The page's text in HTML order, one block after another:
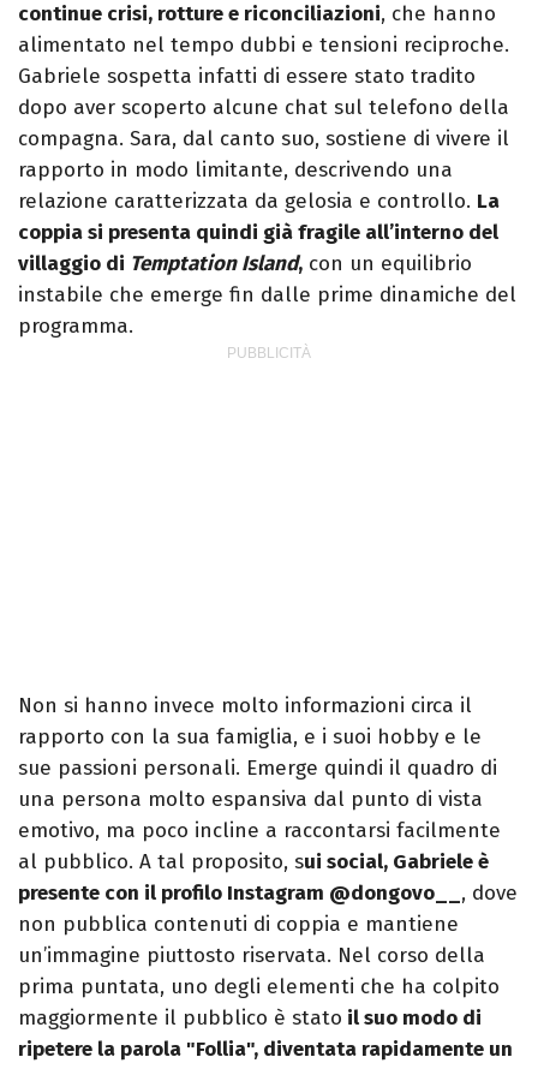
continue crisi, rotture e riconciliazioni, che hanno
alimentato nel tempo dubbi e tensioni reciproche.
Gabriele sospetta infatti di essere stato tradito
dopo aver scoperto alcune chat sul telefono della
compagna. Sara, dal canto suo, sostiene di vivere il
rapporto in modo limitante, descrivendo una
relazione caratterizzata da gelosia e controllo. La
coppia si presenta quindi già fragile all’interno del
villaggio di Temptation Island, con un equilibrio
instabile che emerge fin dalle prime dinamiche del
programma.
Non si hanno invece molto informazioni circa il
rapporto con la sua famiglia, e i suoi hobby e le
sue passioni personali. Emerge quindi il quadro di
una persona molto espansiva dal punto di vista
emotivo, ma poco incline a raccontarsi facilmente
al pubblico. A tal proposito, sui social, Gabriele è
presente con il profilo Instagram @dongovo__ , dove
non pubblica contenuti di coppia e mantiene
un’immagine piuttosto riservata. Nel corso della
prima puntata, uno degli elementi che ha colpito
maggiormente il pubblico è stato il suo modo di
ripetere la parola "Follia", diventata rapidamente un